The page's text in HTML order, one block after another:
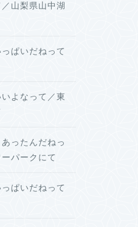
山梨県山中湖
ぱいだねって
よなって／東
ったんだねっ
パークにて
ぱいだねって